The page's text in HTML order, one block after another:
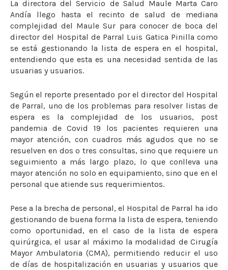
La directora del Servicio de Salud Maule Marta Caro
Andía llego hasta el recinto de salud de mediana
complejidad del Maule Sur para conocer de boca del
director del Hospital de Parral Luis Gatica Pinilla como
se está gestionando la lista de espera en el hospital,
entendiendo que esta es una necesidad sentida de las
usuarias y usuarios.
Según el reporte presentado por el director del Hospital
de Parral, uno de los problemas para resolver listas de
espera es la complejidad de los usuarios, post
pandemia de Covid 19 los pacientes requieren una
mayor atención, con cuadros más agudos que no se
resuelven en dos o tres consultas, sino que requiere un
seguimiento a más largo plazo, lo que conlleva una
mayor atención no solo en equipamiento, sino que en el
personal que atiende sus requerimientos.
Pese a la brecha de personal, el Hospital de Parral ha ido
gestionando de buena forma la lista de espera, teniendo
como oportunidad, en el caso de la lista de espera
quirúrgica, el usar al máximo la modalidad de Cirugía
Mayor Ambulatoria (CMA), permitiendo reducir el uso
de días de hospitalización en usuarias y usuarios que